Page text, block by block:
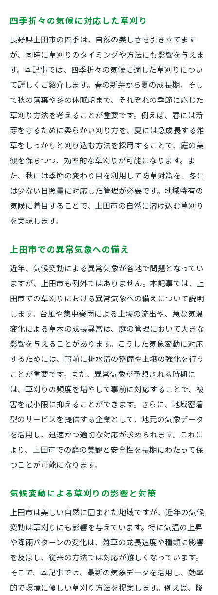
四季折々の気候に対応した草刈り
長野県上田市の四季は、自然の美しさを引き立てます
が、同時に草刈りのタイミングや方法にも影響を与えま
す。本記事では、四季折々の気候に適した草刈りについ
て詳しくご紹介します。春の新芽から夏の成長期、そし
て秋の落葉や冬の休眠期まで、それぞれの季節に応じた
草刈り方法を考えることが重要です。例えば、春には新
芽を守るために柔らかい刈り方を、夏には急成長する雑
草をしっかりと刈り込む方法を採用することで、庭の美
観を保ちつつ、効率的な草刈りが可能になります。ま
た、秋には季節の変わり目を利用して防草対策を、冬に
は少ない日照量に対応した管理が必要です。地域特有の
気候に着目することで、上田市の自然に溶け込む草刈り
を実現します。
上田市での異常気象への備え
近年、気候変動による異常気象が各地で問題となってい
ますが、上田市も例外ではありません。本記事では、上
田市での草刈りにおける異常気象への備えについて説明
します。台風や集中豪雨による土壌の流出や、急な気温
変化による草木の成長異常は、庭の管理において大きな
影響を与えることがあります。こうした気象変動に対応
するためには、事前に排水溝の整備や土壌の強化を行う
ことが重要です。また、異常気象が予想される時期に
は、草刈りの頻度を増やして事前に対応することで、被
害を最小限に抑えることができます。さらに、地域密着
型のサービスを提供する企業として、地元の気象データ
を活用し、迅速かつ適切な対応が求められます。これに
より、上田市での庭の美観と安全性を長期にわたって保
つことが可能になります。
気候変動による草刈りの影響と対策
上田市は美しい自然に囲まれた地域ですが、近年の気候
変動は草刈りにも影響を与えています。特に気温の上昇
や降雨パターンの変化は、雑草の成長速度や種類に影響
を及ぼし、従来の方法では対応が難しくなっています。
そこで、本記事では、最新の気象データを活用し、効率
的で環境に優しい草刈り方法を提案します。例えば、降